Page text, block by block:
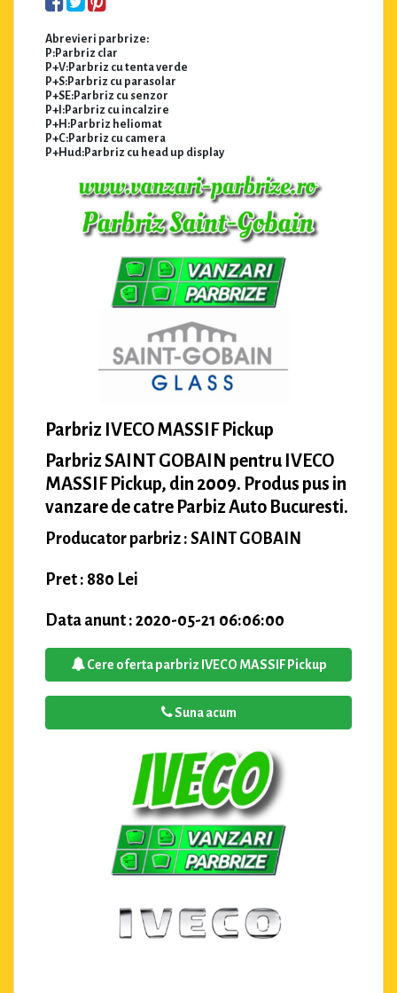
Abrevieri parbrize:
P:Parbriz clar
P+V:Parbriz cu tenta verde
P+S:Parbriz cu parasolar
P+SE:Parbriz cu senzor
P+I:Parbriz cu incalzire
P+H:Parbriz heliomat
P+C:Parbriz cu camera
P+Hud:Parbriz cu head up display
Parbriz IVECO MASSIF Pickup
Parbriz SAINT GOBAIN pentru IVECO
MASSIF Pickup, din 2009. Produs pus in
vanzare de catre Parbiz Auto Bucuresti.
Producator parbriz : SAINT GOBAIN
Pret : 880 Lei
Data anunt : 2020-05-21 06:06:00
Cere oferta parbriz IVECO MASSIF Pickup
Suna acum